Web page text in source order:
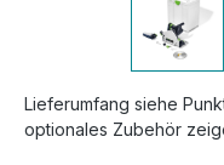
Lieferumfang siehe
optionales Zubehör